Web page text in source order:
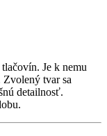
Je k nemu
tvar sa
detailnosť.